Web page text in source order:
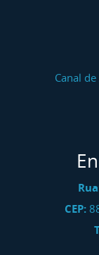
Canal
CEP: